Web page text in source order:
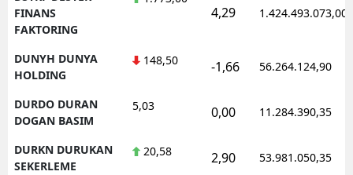
FINANS
FAKTORING
4,29 1.424.493.073,00
DUNYH DUNYA
HOLDING
148,50 -1,66 56.264.124,90
DURDO DURAN
DOGAN BASIM
5,03 0,00 11.284.390,35
DURKN DURUKAN
SEKERLEME
20,58 2,90 53.981.050,35